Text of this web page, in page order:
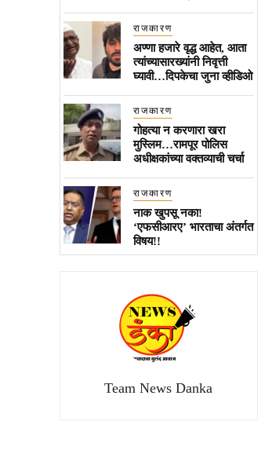
राजकारण
अण्णा हजारे वृद्ध आहेत, आता
त्यांच्यासारख्यांनी निवृत्ती
घ्यावी…दिपकेचा जुना व्हीडिओ
राजकारण
गोहत्या न करणारा खरा
मुस्लिम…रामपूर पोलिस
अधीक्षकांच्या वक्तव्याची चर्चा
राजकारण
नाक खुपसू नका!
‘एफसीआरए’ भारताचा अंतर्गत
विषय!!
Team News Danka